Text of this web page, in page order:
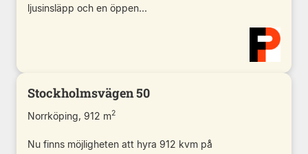
ljusinsläpp och en öppen...
Stockholmsvägen 50
Norrköping, 912 m2
Nu finns möjligheten att hyra 912 kvm på